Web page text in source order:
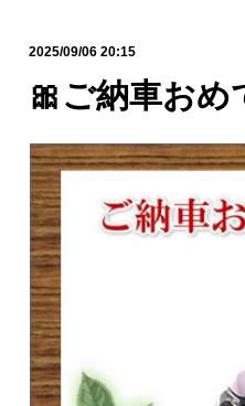
2025/09/06 20:15
🎀ご納車お